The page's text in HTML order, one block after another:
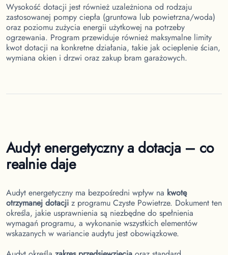
Wysokość dotacji jest również uzależniona od rodzaju
zastosowanej pompy ciepła (gruntowa lub powietrzna/woda)
oraz poziomu zużycia energii użytkowej na potrzeby
ogrzewania. Program przewiduje również maksymalne limity
kwot dotacji na konkretne działania, takie jak ocieplenie ścian,
wymiana okien i drzwi oraz zakup bram garażowych.
Audyt energetyczny a dotacja – co
realnie daje
Audyt energetyczny ma bezpośredni wpływ na kwotę
otrzymanej dotacji z programu Czyste Powietrze. Dokument ten
określa, jakie usprawnienia są niezbędne do spełnienia
wymagań programu, a wykonanie wszystkich elementów
wskazanych w wariancie audytu jest obowiązkowe.